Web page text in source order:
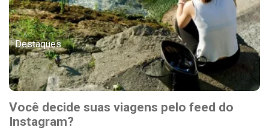
Destaques
Você decide suas viagens pelo feed do
Instagram?